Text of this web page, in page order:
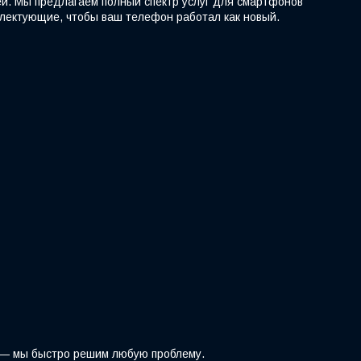
чтобы ваш телефон работал как новый.
— мы быстро решим любую проблему.